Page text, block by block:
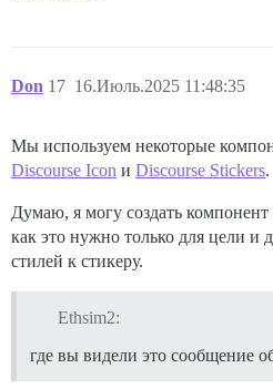
Don 16.Июль.2025 11:48:35
17
Мы используем некоторые
Discourse Icon и Discourse Stickers.
Думаю, я могу создать компонент
как это нужно только для цели и
стилей к стикеру.
Ethsim2:
где вы видели это сообщение